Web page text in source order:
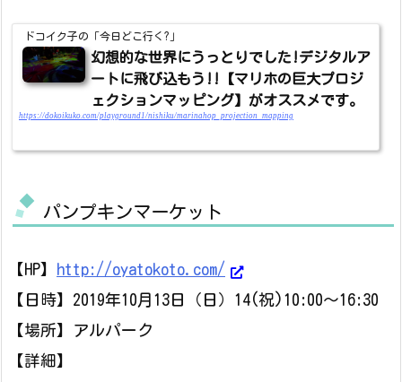
ドコイク子の「今日どこ行く?」
幻想的な世界にうっとりでした!デジタルア
ートに飛び込もう!!【マリホの巨大プロジ
ェクションマッピング】がオススメです。
https://dokoikuko.com/playground1/nishiku/marinahop_projection_mapping
パンプキンマーケット
【HP】 http://oyatokoto.com/
【日時】2019年10月13日（日）14(祝)10:00～16:30
【場所】アルパーク
【詳細】